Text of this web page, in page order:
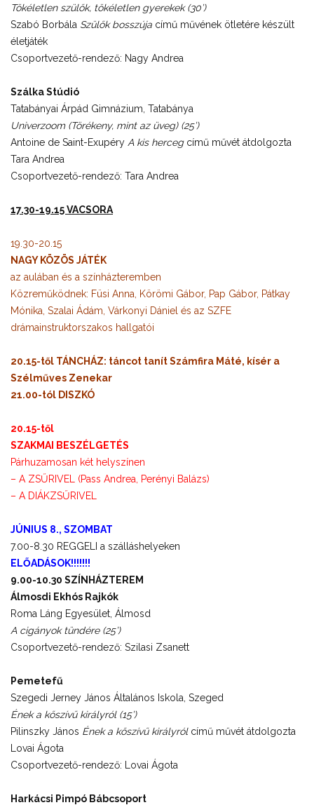
Tökéletlen szülők, tökéletlen gyerekek (30’)
Szabó Borbála Szülők bosszúja című művének ötletére készült
életjáték
Csoportvezető-rendező: Nagy Andrea
Szálka Stúdió
Tatabányai Árpád Gimnázium, Tatabánya
Univerzoom (Törékeny, mint az üveg) (25’)
Antoine de Saint-Exupéry A kis hercegcímű művét átdolgozta
Tara Andrea
Csoportvezető-rendező: Tara Andrea
17.30-19.15 VACSORA
19.30-20.15
NAGY KÖZÖS JÁTÉK
az aulában és a színházteremben
Közreműködnek: Füsi Anna, Körömi Gábor, Pap Gábor, Pátkay
Mónika, Szalai Ádám, Várkonyi Dániel és az SZFE
drámainstruktorszakos hallgatói
20.15-től TÁNCHÁZ: táncot tanít Számfira Máté, kísér a
Szélműves Zenekar
21.00-tól DISZKÓ
20.15-től
SZAKMAI BESZÉLGETÉS
Párhuzamosan két helyszínen
– A ZSŰRIVEL (Pass Andrea, Perényi Balázs)
– A DIÁKZSŰRIVEL
JÚNIUS 8., SZOMBAT
7.00-8.30 REGGELI a szálláshelyeken
ELŐADÁSOK!!!!!!!
9.00-10.30 SZÍNHÁZTEREM
Álmosdi Ekhós Rajkók
Roma Láng Egyesület, Álmosd
A cigányok tündére (25’)
Csoportvezető-rendező: Szilasi Zsanett
Pemetefű
Szegedi Jerney János Általános Iskola, Szeged
Ének a kőszívű királyról (15’)
Pilinszky János Ének a kőszívű királyrólcímű művét átdolgozta
Lovai Ágota
Csoportvezető-rendező: Lovai Ágota
Harkácsi Pimpó Bábcsoport